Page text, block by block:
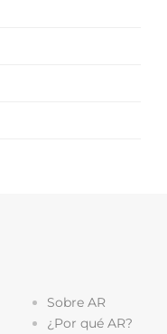
Sobre AR
¿Por qué AR?